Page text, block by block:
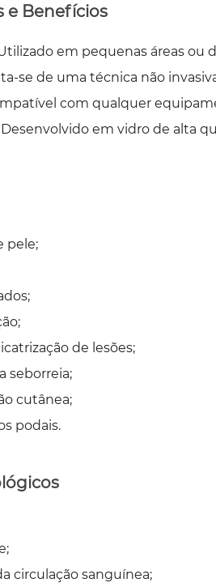
e Benefícios
em pequenas áreas ou
se de uma técnica não
com qualquer
em vidro de alta
pele;
de lesões;
seborreia;
cutânea;
podais.
circulação sanguínea;